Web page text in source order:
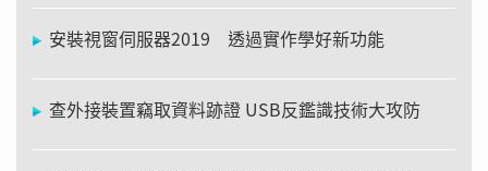
安裝視窗伺服器2019 透過實作學好新功能
查外接裝置竊取資料跡證 USB反鑑識技術大攻防